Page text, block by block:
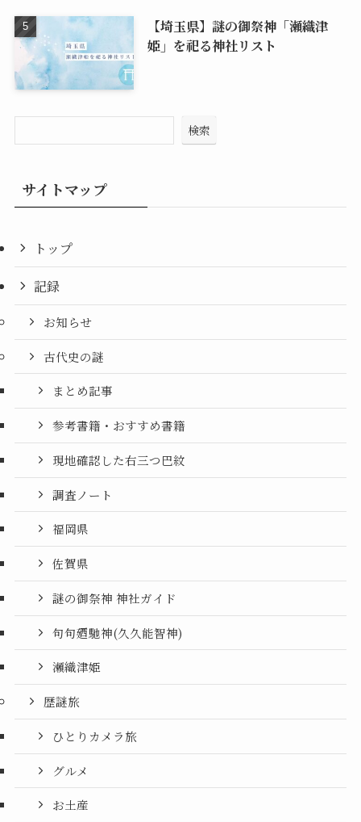
【埼玉県】謎の御祭神「瀬織津
姫」を祀る神社リスト
検索
サイトマップ
トップ
記録
お知らせ
古代史の謎
まとめ記事
参考書籍・おすすめ書籍
現地確認した右三つ巴紋
調査ノート
福岡県
佐賀県
謎の御祭神 神社ガイド
句句廼馳神(久久能智神)
瀬織津姫
歴謎旅
ひとりカメラ旅
グルメ
お土産